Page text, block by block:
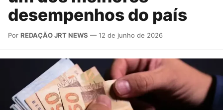
desempenhos do país
Por REDAÇÃO JRT NEWS — 12 de junho de 2026